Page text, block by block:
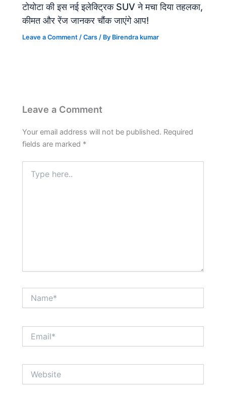
टोयोटा की इस नई इलेक्ट्रिक SUV ने मचा दिया तहलका,
कीमत और रेंज जानकर चौंक जाएंगे आप!
Leave a Comment /Cars / By Birendra kumar
Leave a Comment
Your email address will not be published. Required
fields are marked *
here..